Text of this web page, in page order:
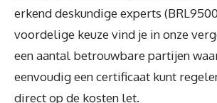
erkend deskundige experts
voordelige keuze vind je in onze
een aantal betrouwbare partijen
eenvoudig een certificaat kunt
direct op de kosten let.